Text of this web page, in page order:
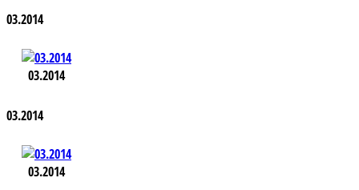
03.2014
03.2014
03.2014
03.2014